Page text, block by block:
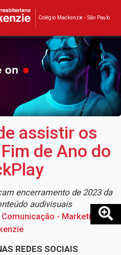
Colégio Mackenzie - São Paulo
assistir os
de Ano do
encerramento de 2023 da
audivisuais
Comunicação - Marketing
REDES SOCIAIS